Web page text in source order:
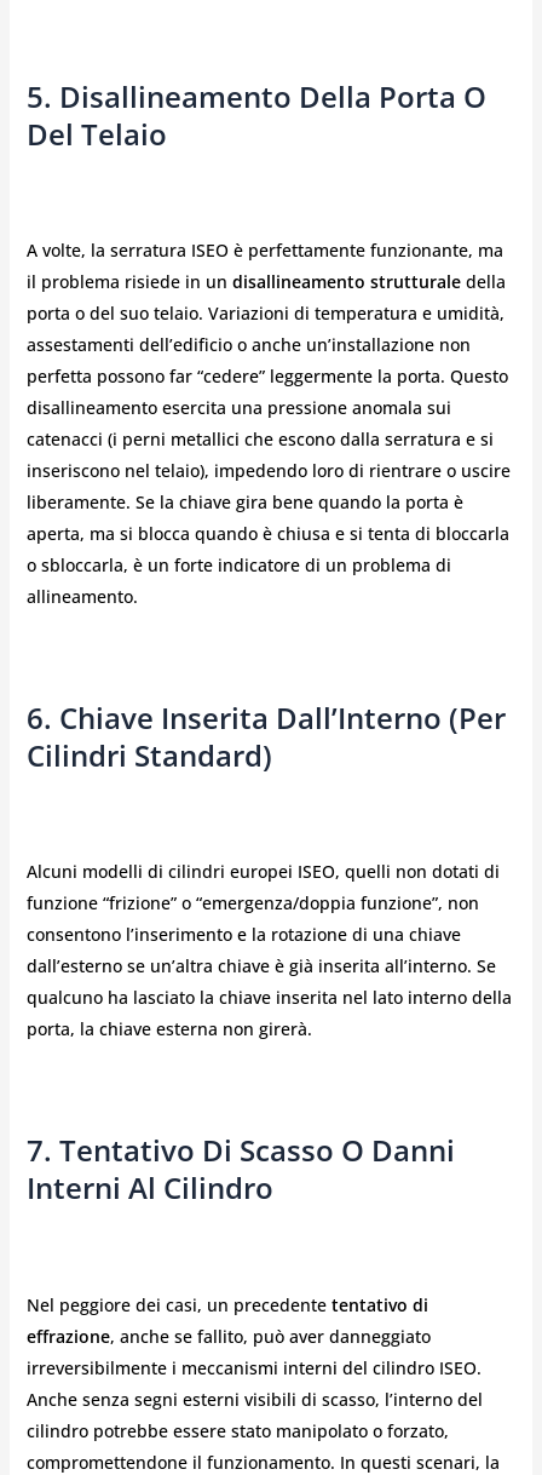
5. Disallineamento Della Porta O
Del Telaio
A volte, la serratura ISEO è perfettamente funzionante, ma
il problema risiede in un disallineamento strutturaledella
porta o del suo telaio. Variazioni di temperatura e umidità,
assestamenti dell’edificio o anche un’installazione non
perfetta possono far “cedere” leggermente la porta. Questo
disallineamento esercita una pressione anomala sui
catenacci (i perni metallici che escono dalla serratura e si
inseriscono nel telaio), impedendo loro di rientrare o uscire
liberamente. Se la chiave gira bene quando la porta è
aperta, ma si blocca quando è chiusa e si tenta di bloccarla
o sbloccarla, è un forte indicatore di un problema di
allineamento.
6. Chiave Inserita Dall’Interno (per
Cilindri Standard)
Alcuni modelli di cilindri europei ISEO, quelli non dotati di
funzione “frizione” o “emergenza/doppia funzione”, non
consentono l’inserimento e la rotazione di una chiave
dall’esterno se un’altra chiave è già inserita all’interno. Se
qualcuno ha lasciato la chiave inserita nel lato interno della
porta, la chiave esterna non girerà.
7. Tentativo Di Scasso O Danni
Interni Al Cilindro
Nel peggiore dei casi, un precedente tentativo di
effrazione, anche se fallito, può aver danneggiato
irreversibilmente i meccanismi interni del cilindro ISEO.
Anche senza segni esterni visibili di scasso, l’interno del
cilindro potrebbe essere stato manipolato o forzato,
compromettendone il funzionamento. In questi scenari, la